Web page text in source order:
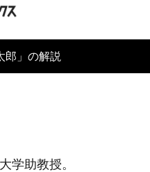
郎」の解説
学助教授。